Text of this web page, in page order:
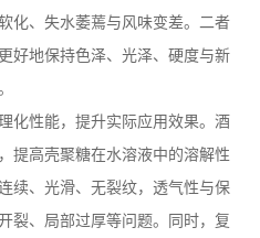
化、失水萎蔫与风味变差。二者
好地保持色泽、光泽、硬度与新
化性能，提升实际应用效果。酒
提高壳聚糖在水溶液中的溶解性
续、光滑、无裂纹，透气性与保
裂、局部过厚等问题。同时，复